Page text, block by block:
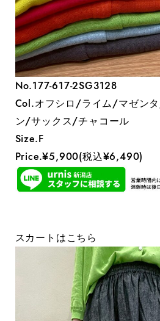
No.177-617-2SG3128
Col.オフシロ/ライム/マゼン
ン/サックス/チャコール
Size.F
Price.¥5,900(税込¥6,490)
スカートはこちら